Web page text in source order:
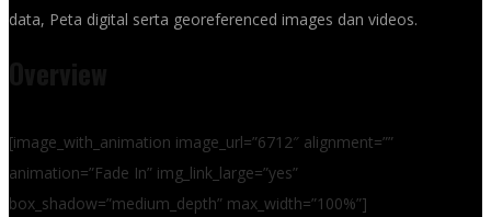
data, Peta digital serta georeferenced images dan videos.
[image_with_animation image_url=”6712″ alignment=””
animation=”Fade In” img_link_large=”yes”
box_shadow=”medium_depth” max_width=”100%”]